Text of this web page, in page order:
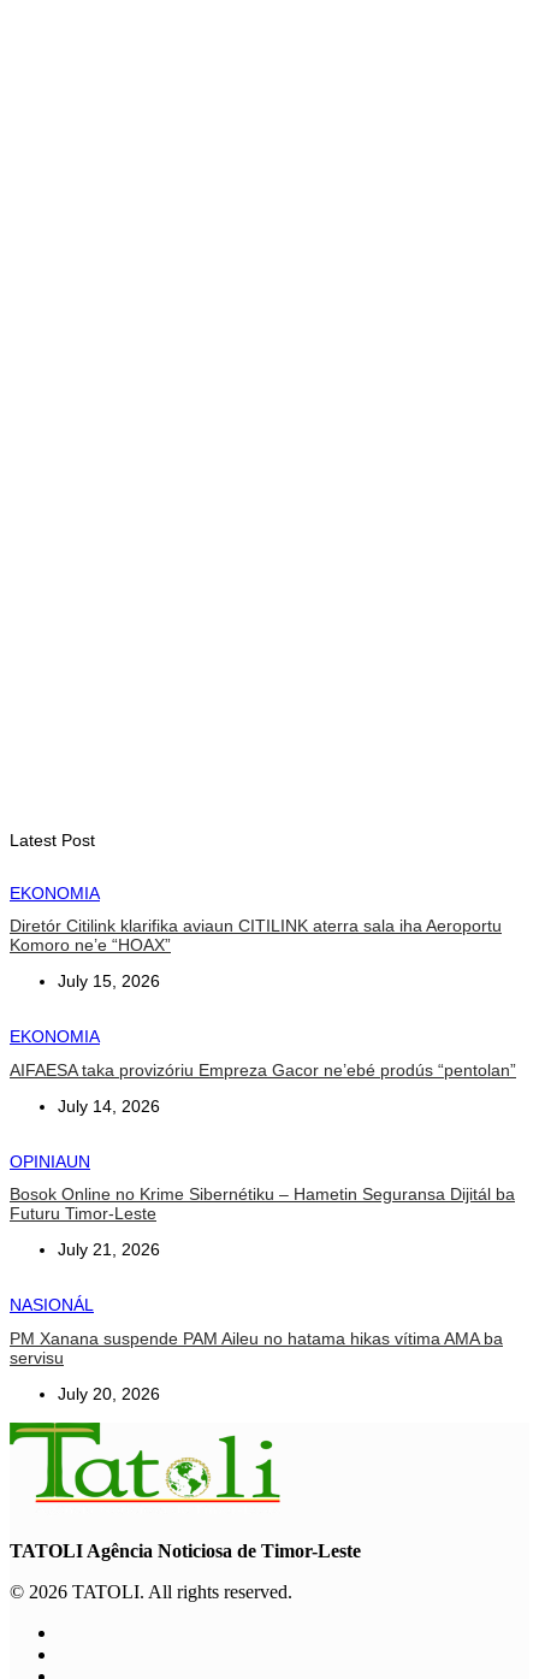
Latest Post
EKONOMIA
Diretór Citilink klarifika aviaun CITILINK aterra sala iha Aeroportu
Komoro ne’e “HOAX”
July 15, 2026
EKONOMIA
AIFAESA taka provizóriu Empreza Gacor ne’ebé prodús “pentolan”
July 14, 2026
OPINIAUN
Bosok Online no Krime Sibernétiku – Hametin Seguransa Dijitál ba
Futuru Timor-Leste
July 21, 2026
NASIONÁL
PM Xanana suspende PAM Aileu no hatama hikas vítima AMA ba
servisu
July 20, 2026
TATOLI Agência Noticiosa de Timor-Leste
© 2026 TATOLI. All rights reserved.